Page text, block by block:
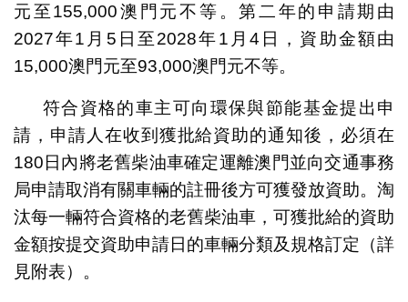
元至155,000澳門元不等。第二年的申請期由
2027年1月5日至2028年1月4日，資助金額由
15,000澳門元至93,000澳門元不等。
符合資格的車主可向環保與節能基金提出申
請，申請人在收到獲批給資助的通知後，必須在
180日內將老舊柴油車確定運離澳門並向交通事務
局申請取消有關車輛的註冊後方可獲發放資助。淘
汰每一輛符合資格的老舊柴油車，可獲批給的資助
金額按提交資助申請日的車輛分類及規格訂定（詳
見附表）。